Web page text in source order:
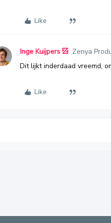
Like
Inge Kuijpers Zenya
Dit lijkt inderdaad vreemd,
Like